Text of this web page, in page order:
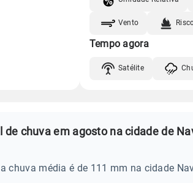
Vento
Tempo agora
Satélite
de chuva em agosto na cidade de
chuva média é de 111 mm na cidade